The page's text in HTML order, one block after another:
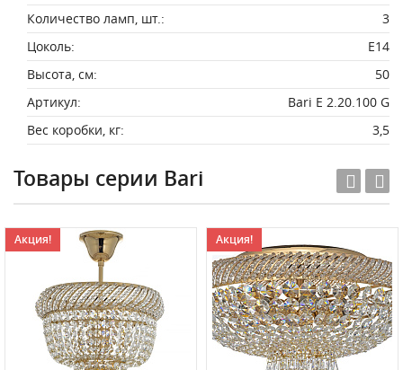
Количество ламп, шт.:
3
Цоколь:
E14
Высота, см:
50
Артикул:
Bari E 2.20.100 G
Вес коробки, кг:
3,5
Товары серии Bari
Акция! Акция!